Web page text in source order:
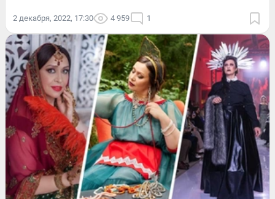
2 декабря, 2022, 17:30 4 959 1